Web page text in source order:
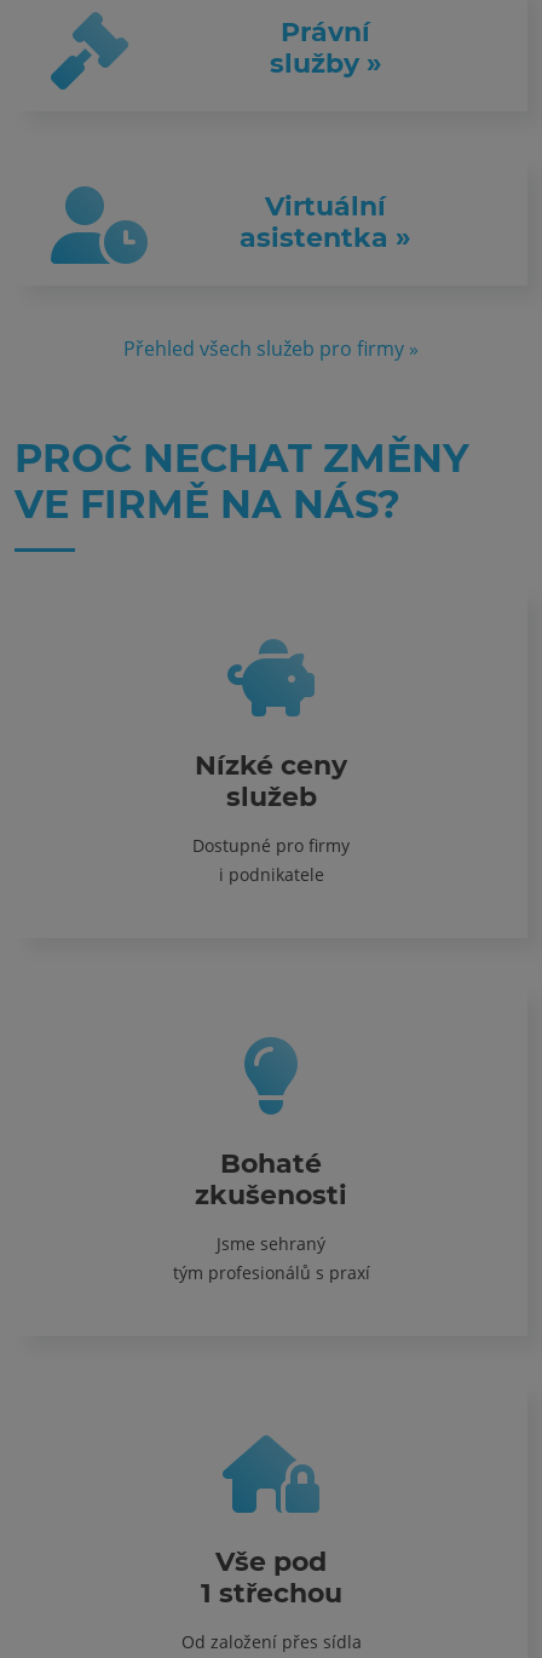
Právní
služby »
Virtuální
asistentka »
Přehled všech služeb pro firmy »
PROČ NECHAT ZMĚNY
VE FIRMĚ NA NÁS?
Nízké ceny
služeb
Dostupné pro firmy
i podnikatele
Bohaté
zkušenosti
Jsme sehraný
tým profesionálů s praxí
Vše pod
1 střechou
Od založení přes sídla